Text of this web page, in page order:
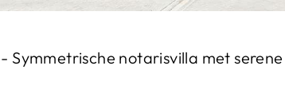
- Symmetrische notarisvilla met